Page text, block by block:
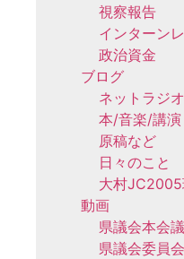
視察報告
インターン
政治資金
ブログ
ネットラジオ
本/音楽/講演
原稿など
日々のこと
大村JC2005
動画
県議会本会
県議会委員